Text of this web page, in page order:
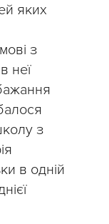
яких
з
неї
з
в одній